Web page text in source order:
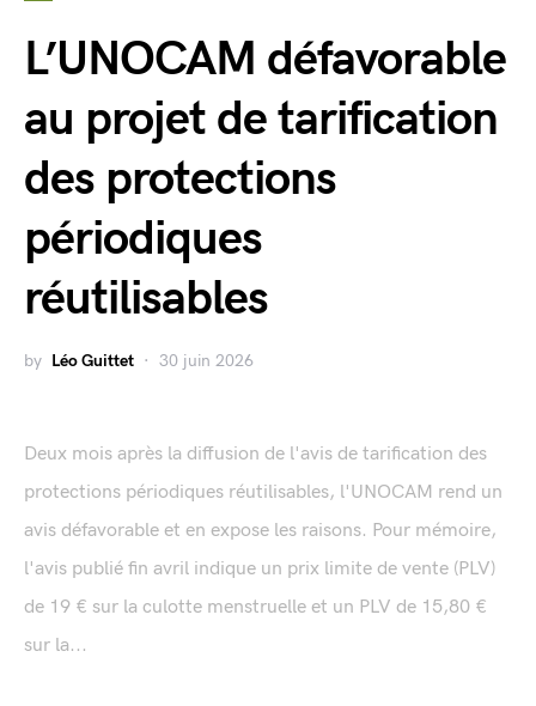
L’UNOCAM défavorable
au projet de tarification
des protections
périodiques
réutilisables
by Léo Guittet 30 juin 2026
Deux mois après la diffusion de l'avis de tarification des
protections périodiques réutilisables, l'UNOCAM rend un
avis défavorable et en expose les raisons. Pour mémoire,
l'avis publié fin avril indique un prix limite de vente (PLV)
de 19 € sur la culotte menstruelle et un PLV de 15,80 €
sur la...